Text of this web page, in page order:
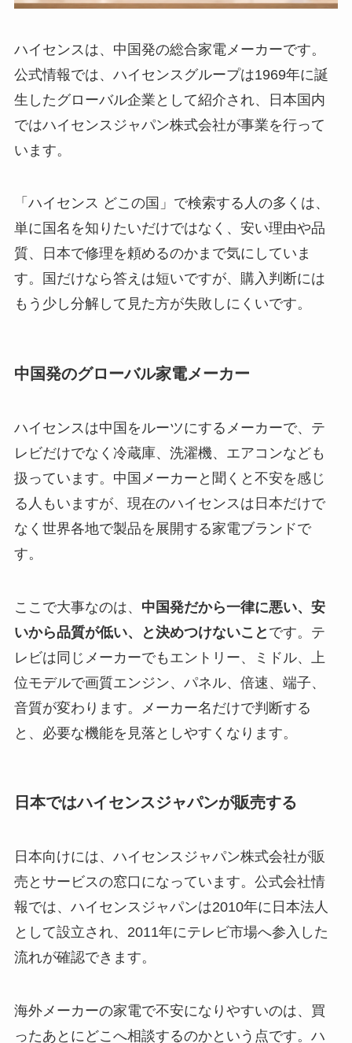
ハイセンスは、中国発の総合家電メーカーです。
公式情報では、ハイセンスグループは1969年に誕
生したグローバル企業として紹介され、日本国内
ではハイセンスジャパン株式会社が事業を行って
います。
「ハイセンス どこの国」で検索する人の多くは、
単に国名を知りたいだけではなく、安い理由や品
質、日本で修理を頼めるのかまで気にしていま
す。国だけなら答えは短いですが、購入判断には
もう少し分解して見た方が失敗しにくいです。
中国発のグローバル家電メーカー
ハイセンスは中国をルーツにするメーカーで、テ
レビだけでなく冷蔵庫、洗濯機、エアコンなども
扱っています。中国メーカーと聞くと不安を感じ
る人もいますが、現在のハイセンスは日本だけで
なく世界各地で製品を展開する家電ブランドで
す。
ここで大事なのは、 中国発だから一律に悪い、安
いから品質が低い、と決めつけないこと です。テ
レビは同じメーカーでもエントリー、ミドル、上
位モデルで画質エンジン、パネル、倍速、端子、
音質が変わります。メーカー名だけで判断する
と、必要な機能を見落としやすくなります。
日本ではハイセンスジャパンが販売する
日本向けには、ハイセンスジャパン株式会社が販
売とサービスの窓口になっています。公式会社情
報では、ハイセンスジャパンは2010年に日本法人
として設立され、2011年にテレビ市場へ参入した
流れが確認できます。
海外メーカーの家電で不安になりやすいのは、買
ったあとにどこへ相談するのかという点です。ハ